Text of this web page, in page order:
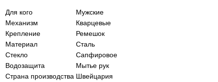
Для кого
Мужские
Механизм
Кварцевые
Крепление
Ремешок
Материал
Сталь
Стекло
Сапфировое
Водозащита
Мытье рук
Страна производства Швейцария